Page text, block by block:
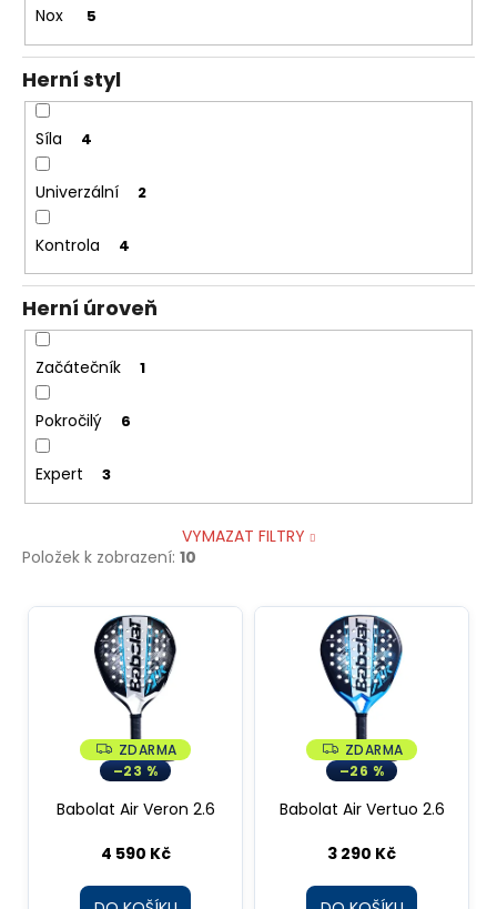
Nox 5
Herní styl
Síla 4
Univerzální 2
Kontrola 4
Herní úroveň
Začátečník 1
Pokročilý 6
Expert 3
VYMAZAT FILTRY
Položek k zobrazení: 10
V
Z
D
A
M
ZDARMA
–23 %
Babolat Air Veron 2.6
4 590 Kč
Z
D
A
M
ZDARMA
–26 %
Babolat Air Vertuo 2.6
3 290 Kč
u
č
u
j
m